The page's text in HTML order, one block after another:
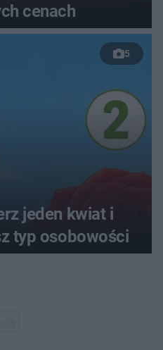
cenach
5
jeden kwiat i
typ osobowości